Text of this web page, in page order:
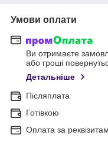
Умови оплати
Ви отримаєте
або гроші
Детальніше
Післяплата
Готівкою
Оплата за